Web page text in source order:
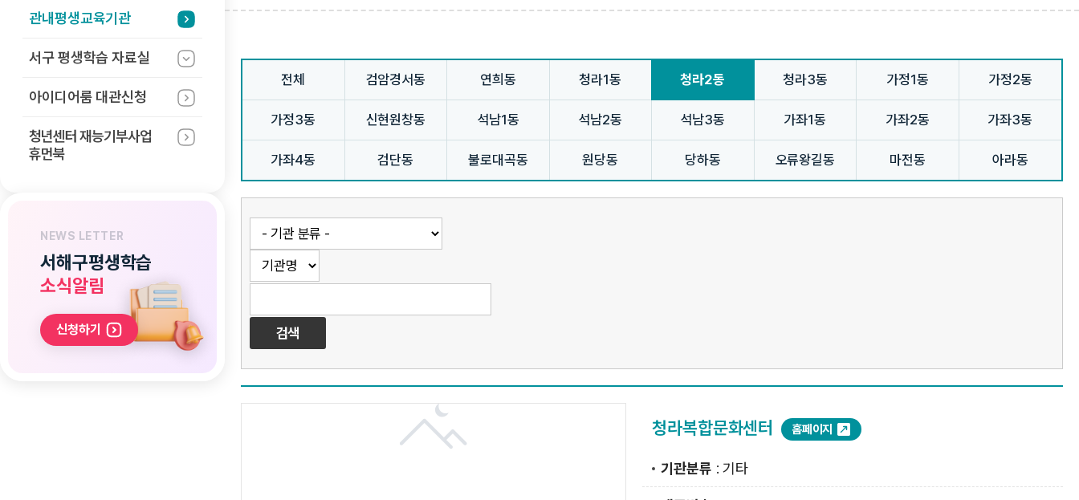
관내평생교육기관
서구 평생학습자료실
아이디어룸 대관신청
청년센터 재능기부사업
휴먼북
NEWS LETTER
서해구평생학습
소식알림
신청하기
전체 검암경서동 연희동 청라1동 청라2동 청라3동 가정1동 가정2동
가정3동 신현원창동 석남1동 석남2동 석남3동 가좌1동 가좌2동 가좌3동
가좌4동 검단동 불로대곡동 원당동 당하동 오류왕길동 마전동 아라동
청라복합문화센터 홈페이지
기관분류 : 기타